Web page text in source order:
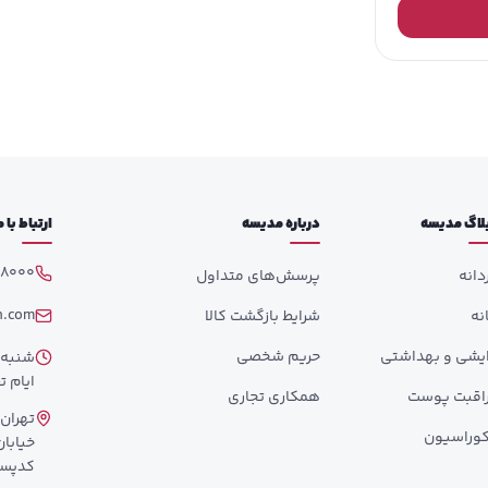
مدیسه
و بهداشتی
پوست
درباره مدیسه
پرسش‌های متداول
شرایط بازگشت کالا
حریم شخصی
همکاری تجاری
ارتباط
ایام
کدپستی: